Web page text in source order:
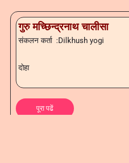
गुरु मच्छिन्द्रनाथ चालीसा
संकलन कर्ता :Dilkhush yogi
दोहा
पूरा पढें